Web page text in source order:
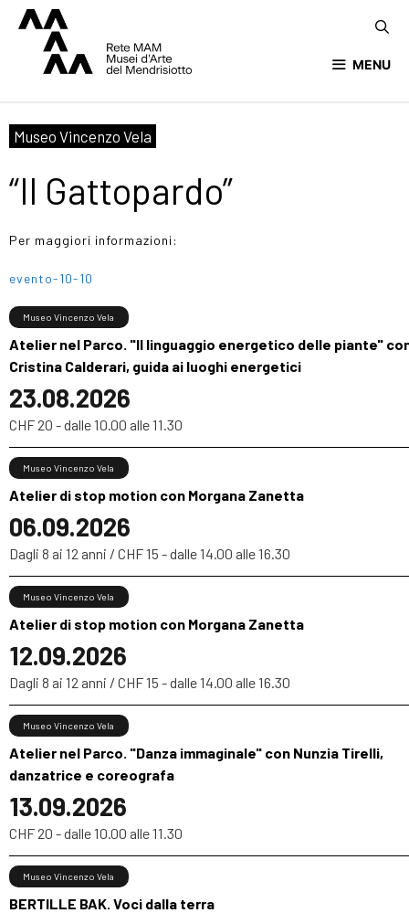
MENU
Museo Vincenzo Vela
“Il Gattopardo”
Per maggiori informazioni:
evento-10-10
Atelier nel Parco. "Il linguaggio energetico delle piante"
Cristina Calderari, guida ai luoghi energetici
23.08.2026
Museo Vincenzo Vela
CHF 20 - dalle 10.00 alle 11.30
Atelier di stop motion con Morgana Zanetta
06.09.2026
Museo Vincenzo Vela
Dagli 8 ai 12 anni / CHF 15 - dalle 14.00 alle 16.30
Atelier di stop motion con Morgana Zanetta
12.09.2026
Museo Vincenzo Vela
Dagli 8 ai 12 anni / CHF 15 - dalle 14.00 alle 16.30
Atelier nel Parco. "Danza immaginale" con Nunzia Tirelli,
danzatrice e coreografa
13.09.2026
Museo Vincenzo Vela
CHF 20 - dalle 10.00 alle 11.30
BERTILLE BAK. Voci dalla terra
Museo Vincenzo Vela